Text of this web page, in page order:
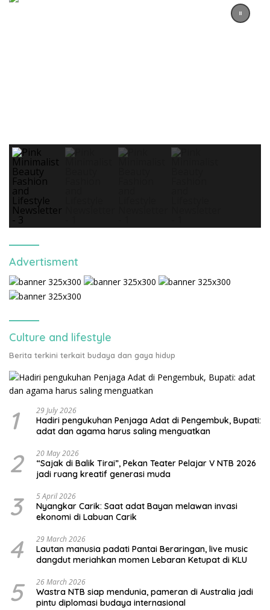
Advertisment
Culture and lifestyle
Berita terkini terkait budaya dan gaya hidup
1 29 July 2026
Hadiri pengukuhan Penjaga Adat di Pengembuk, Bupati:
adat dan agama harus saling menguatkan
2 20 May 2026
“Sajak di Balik Tirai”, Pekan Teater Pelajar V NTB 2026
jadi ruang kreatif generasi muda
3 5 April 2026
Nyangkar Carik: Saat adat Bayan melawan invasi
ekonomi di Labuan Carik
4 29 March 2026
Lautan manusia padati Pantai Beraringan, live music
dangdut meriahkan momen Lebaran Ketupat di KLU
5 26 March 2026
Wastra NTB siap mendunia, pameran di Australia jadi
pintu diplomasi budaya internasional